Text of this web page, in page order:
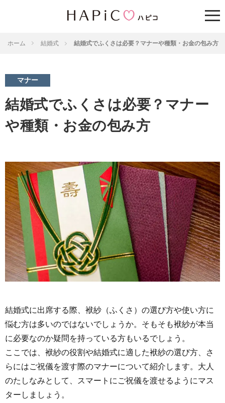
ホーム 結婚式 結婚式でふくさは必要？マナーや種類・お金の包み方
マナー
結婚式でふくさは必要？マナー
や種類・お金の包み方
結婚式に出席する際、袱紗（ふくさ）の選び方や使い方に
悩む方は多いのではないでしょうか。そもそも袱紗が本当
に必要なのか疑問を持っている方もいるでしょう。
ここでは、袱紗の役割や結婚式に適した袱紗の選び方、さ
らにはご祝儀を渡す際のマナーについて紹介します。大人
のたしなみとして、スマートにご祝儀を渡せるようにマス
ターしましょう。